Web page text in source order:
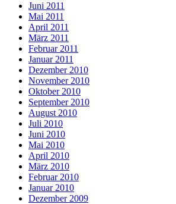
Juni 2011
Mai 2011
April 2011
März 2011
Februar 2011
Januar 2011
Dezember 2010
November 2010
Oktober 2010
September 2010
August 2010
Juli 2010
Juni 2010
Mai 2010
April 2010
März 2010
Februar 2010
Januar 2010
Dezember 2009